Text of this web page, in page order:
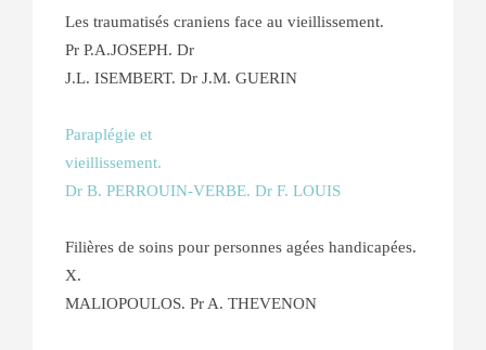
Les traumatisés craniens face au vieillissement.
Pr P.A.JOSEPH. Dr
J.L. ISEMBERT. Dr J.M. GUERIN
Paraplégie et
vieillissement.
Dr B. PERROUIN-VERBE. Dr F. LOUIS
Filières de soins pour personnes agées handicapées.
X.
MALIOPOULOS. Pr A. THEVENON